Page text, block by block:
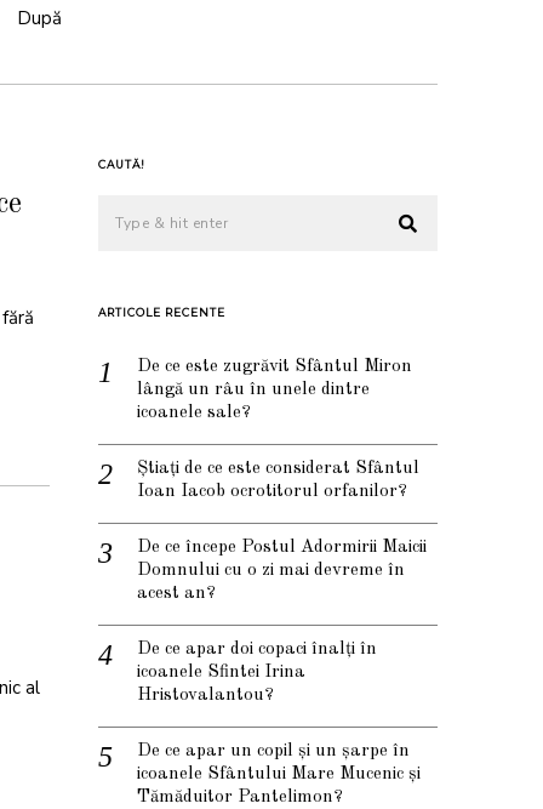
După
al
CAUTĂ!
ARTICOLE RECENTE
De ce este zugrăvit Sfântul Miron
lângă un râu în unele dintre
icoanele sale?
Știați de ce este considerat Sfântul
Ioan Iacob ocrotitorul orfanilor?
De ce începe Postul Adormirii Maicii
Domnului cu o zi mai devreme în
acest an?
De ce apar doi copaci înalți în
icoanele Sfintei Irina
Hristovalantou?
De ce apar un copil și un șarpe în
icoanele Sfântului Mare Mucenic și
Tămăduitor Pantelimon?